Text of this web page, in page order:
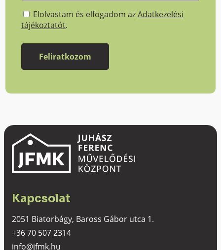
Elolvastam és elfogadom azAdatkezelési
tájékoztatót.
Kapcsolat
2051 Biatorbágy, Baross Gábor utca 1.
+36 70 507 2314
info@jfmk.hu